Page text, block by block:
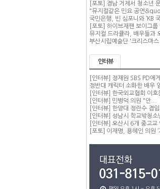
[포토] 경남 거제서 청소년
"뮤지컬같은 민요 공연
국민은행, 빈 심포니와 ‘KB
[포토] 하이브재팬 보이그룹
뮤지컬 드라큘라, 배우들과
부산시립예술단 '크리스마스
인터뷰
[인터뷰] 정재원 SBS PD에
정반대 캐릭터 소화한 배우
[인터뷰] 한국외교협회 이호
[인터뷰] 민병덕 의원 "안...
[인터뷰] 한양대 정란수 겸임
[인터뷰] 성남시 학교밖청소
[인터뷰] 오산시 6개 중고교
[포토] 이재명, 용혜인 의원 ‘